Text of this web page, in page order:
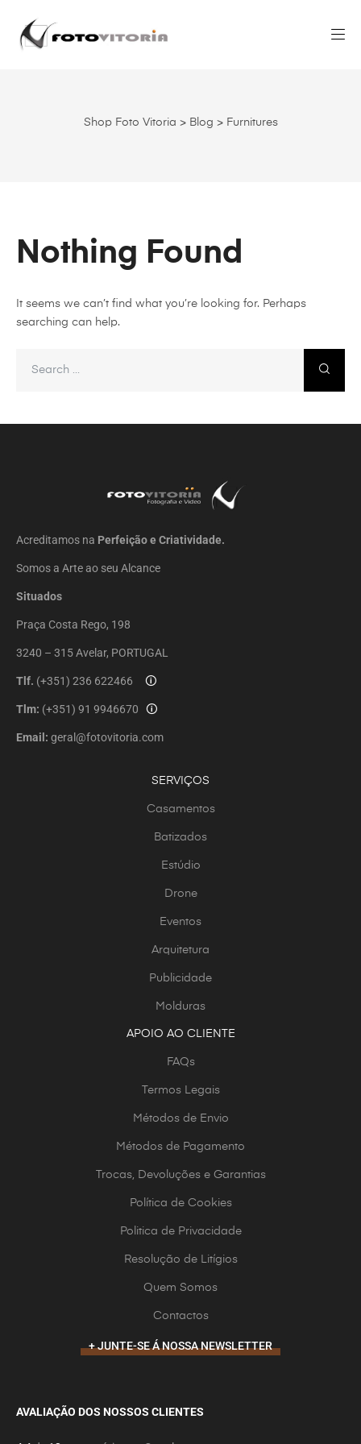
Shop Foto Vitoria > Blog > Furnitures
Nothing Found
It seems we can’t find what you’re looking for. Perhaps
searching can help.
Acreditamos na Perfeição e Criatividade.
Somos a Arte ao seu Alcance
Situados
Praça Costa Rego, 198
3240 – 315 Avelar, PORTUGAL
Tlf. (+351) 236 622466 🛈
Tlm: (+351) 91 9946670 🛈
Email: geral@fotovitoria.com
SERVIÇOS
Casamentos
Batizados
Estúdio
Drone
Eventos
Arquitetura
Publicidade
Molduras
APOIO AO CLIENTE
FAQs
Termos Legais
Métodos de Envio
Métodos de Pagamento
Trocas, Devoluções e Garantias
Política de Cookies
Politica de Privacidade
Resolução de Litígios
Quem Somos
Contactos
+ JUNTE-SE Á NOSSA NEWSLETTER
AVALIAÇÃO DOS NOSSOS CLIENTES